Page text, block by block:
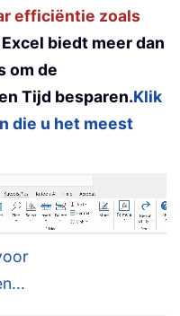
efficiëntie zoals
biedt meer dan
om de
Tijd besparen.Klik
die u het meest